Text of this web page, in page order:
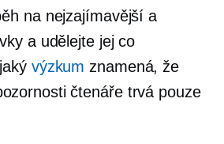
na nejzajímavější a
a udělejte jej co
výzkum znamená, že
čtenáře trvá pouze